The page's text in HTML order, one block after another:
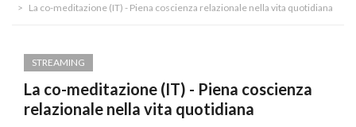
> La co-meditazione (IT) - Piena coscienza relazionale nella vita quotidiana
STREAMING
La co-meditazione (IT) - Piena coscienza
relazionale nella vita quotidiana